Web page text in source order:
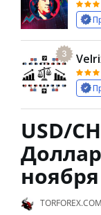
3
USD/
TORFOREX.COM